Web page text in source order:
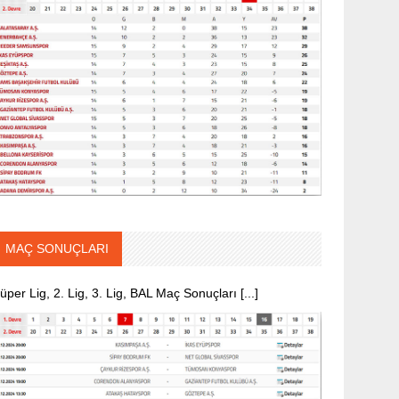
MAÇ SONUÇLARI
Lig, 2. Lig, 3. Lig, BAL Maç Sonuçları [...]